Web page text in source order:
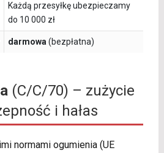
Każdą przesyłkę ubezpieczamy
do 10 000 zł
darmowa (bezpłatna)
(C/C/70) – zużycie
i hałas
normami ogumienia (UE